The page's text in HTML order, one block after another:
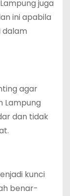
juga
ini apabila
dalam
agar
Lampung
dan tidak
kunci
benar-